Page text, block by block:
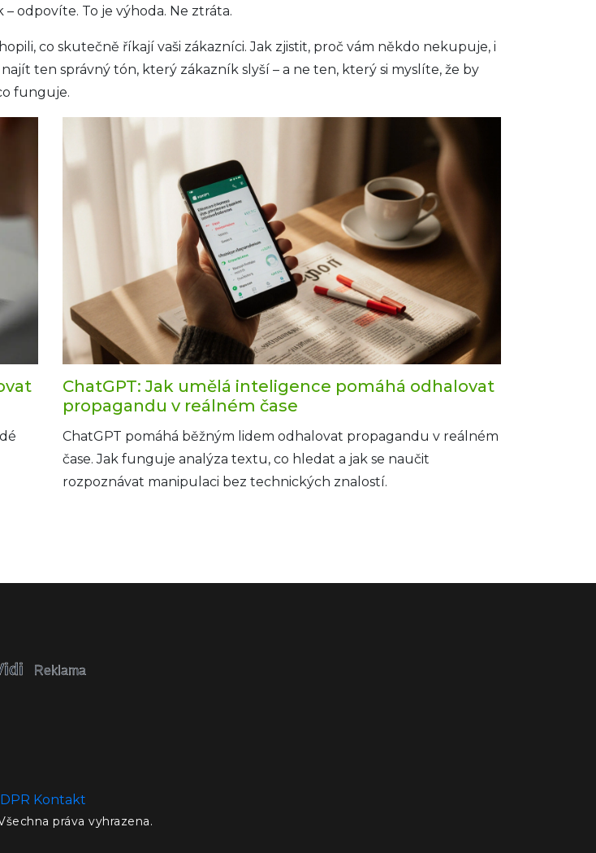
odpovíte. To je výhoda. Ne ztráta.
co skutečně říkají vaši zákazníci. Jak zjistit, proč vám někdo nekupuje, i
ten správný tón, který zákazník slyší – a ne ten, který si myslíte, že by
funguje.
ChatGPT: Jak umělá inteligence pomáhá odhalovat
propagandu v reálném čase
ChatGPT pomáhá běžným lidem odhalovat propagandu v reálném
čase. Jak funguje analýza textu, co hledat a jak se naučit
rozpoznávat manipulaci bez technických znalostí.
Kontakt
práva vyhrazena.